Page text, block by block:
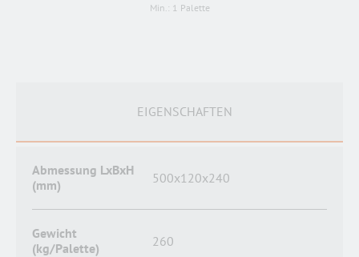
Min.: 1 Palette
EIGENSCHAFTEN
Abmessung LxBxH
(mm)
500x120x240
Gewicht
(kg/Palette)
260